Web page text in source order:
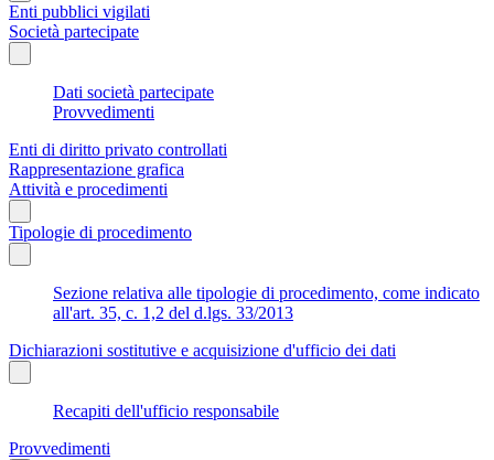
Enti pubblici vigilati
Società partecipate
Dati società partecipate
Provvedimenti
Enti di diritto privato controllati
Rappresentazione grafica
Attività e procedimenti
Tipologie di procedimento
Sezione relativa alle tipologie di procedimento, come indicato
all'art. 35, c. 1,2 del d.lgs. 33/2013
Dichiarazioni sostitutive e acquisizione d'ufficio dei dati
Recapiti dell'ufficio responsabile
Provvedimenti